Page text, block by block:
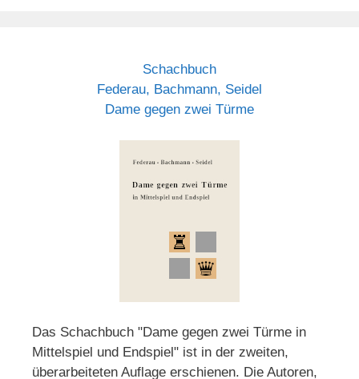
Schachbuch
Federau, Bachmann, Seidel
Dame gegen zwei Türme
Das Schachbuch "Dame gegen zwei Türme in
Mittelspiel und Endspiel" ist in der zweiten,
überarbeiteten Auflage erschienen. Die Autoren,